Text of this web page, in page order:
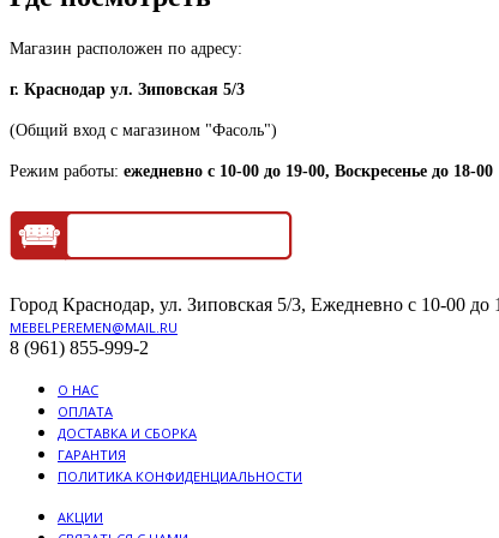
Магазин расположен по адресу:
г. Краснодар ул. Зиповская 5/3
(Общий вход с магазином "Фасоль")
Режим работы: ежедневно с 10-00 до 19-00, Воскресенье до 18-00
Город Краснодар, ул. Зиповская 5/3, Ежедневно с 10-00 до
MEBELPEREMEN@MAIL.RU
8 (961) 855-999-2
О НАС
ОПЛАТА
ДОСТАВКА И СБОРКА
ГАРАНТИЯ
ПОЛИТИКА КОНФИДЕНЦИАЛЬНОСТИ
АКЦИИ